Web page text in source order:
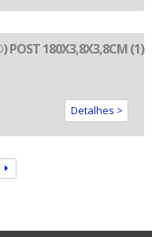
POST 180X3,8X3,8CM (1)
Detalhes >